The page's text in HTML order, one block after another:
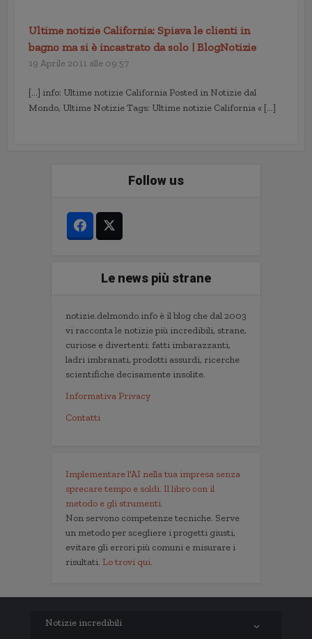
Ultime notizie California: Spiava le clienti in
bagno ma si è incastrato da solo | BlogNotizie
19 Aprile 2011 alle 09:57
[…] info: Ultime notizie California Posted in Notizie dal
Mondo, Ultime Notizie Tags: Ultime notizie California « […]
Follow us
Le news più strane
notizie.delmondo.info è il blog che dal 2003
vi racconta le notizie più incredibili, strane,
curiose e divertenti: fatti imbarazzanti,
ladri imbranati, prodotti assurdi, ricerche
scientifiche decisamente insolite.
Informativa Privacy
Contatti
Implementare l'AI nella tua impresa senza
sprecare tempo e soldi. Il libro con il
metodo e gli strumenti.
Non servono competenze tecniche. Serve
un metodo per scegliere i progetti giusti,
evitare gli errori più comuni e misurare i
risultati. Lo trovi qui.
Notizie incredibili